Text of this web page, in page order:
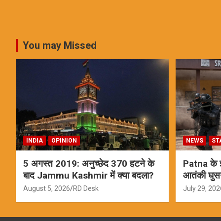
You may Missed
INDIA OPINION
5 अगस्त 2019: अनुच्छेद 370 हटने के
बाद Jammu Kashmir में क्या बदला?
August 5, 2026 RD Desk
NEWS
Patna के
आतंकी
ऑपरेशन;
July 29,